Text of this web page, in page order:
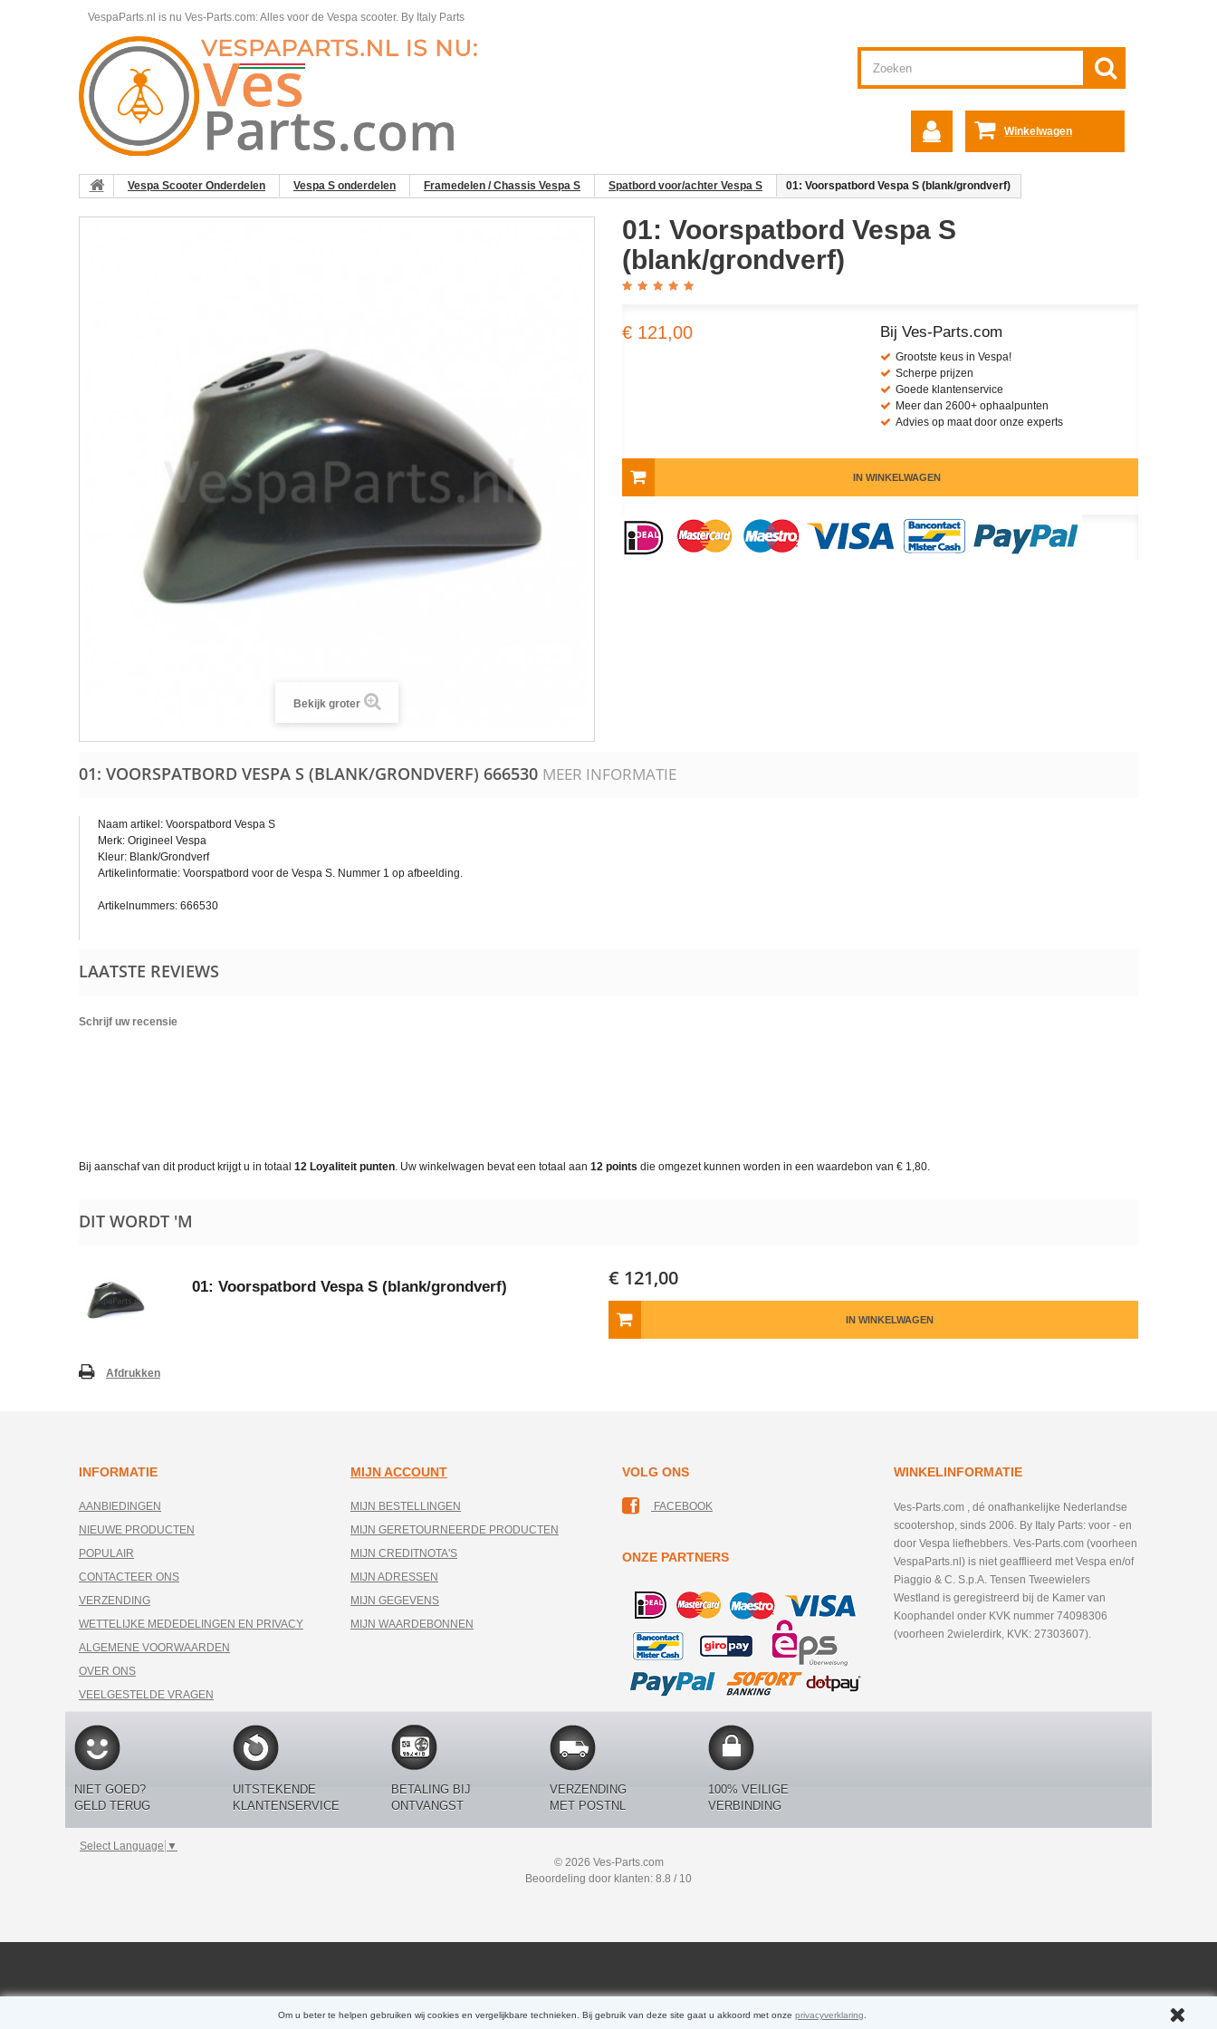
VespaParts.nl is nu Ves-Parts.com: Alles voor de Vespa scooter. By Italy Parts
Winkelwagen
Vespa Scooter Onderdelen Vespa S onderdelen Framedelen / Chassis Vespa S Spatbord voor/achter Vespa S 01: Voorspatbord Vespa S (blank/grondverf)
Bekijk groter
01: Voorspatbord Vespa S
(blank/grondverf)
€ 121,00 Bij Ves-Parts.com
Grootste keus in Vespa!
Scherpe prijzen
Goede klantenservice
Meer dan 2600+ ophaalpunten
Advies op maat door onze experts
IN WINKELWAGEN
01: VOORSPATBORD VESPA S (BLANK/GRONDVERF) 666530 MEER INFORMATIE
Naam artikel: Voorspatbord Vespa S
Merk: Origineel Vespa
Kleur: Blank/Grondverf
Artikelinformatie: Voorspatbord voor de Vespa S. Nummer 1 op afbeelding.
Artikelnummers: 666530
LAATSTE REVIEWS
Schrijf uw recensie
Bij aanschaf van dit product krijgt u in totaal 12 Loyaliteit punten. Uw winkelwagen bevat een totaal aan 12 points die omgezet kunnen worden in een waardebon van € 1,80.
DIT WORDT 'M
01: Voorspatbord Vespa S (blank/grondverf) € 121,00
IN WINKELWAGEN
Afdrukken
INFORMATIE
AANBIEDINGEN
NIEUWE PRODUCTEN
POPULAIR
CONTACTEER ONS
VERZENDING
WETTELIJKE MEDEDELINGEN EN PRIVACY
ALGEMENE VOORWAARDEN
OVER ONS
VEELGESTELDE VRAGEN
MIJN ACCOUNT
MIJN BESTELLINGEN
MIJN GERETOURNEERDE PRODUCTEN
MIJN CREDITNOTA'S
MIJN ADRESSEN
MIJN GEGEVENS
MIJN WAARDEBONNEN
VOLG ONS
FACEBOOK
ONZE PARTNERS
WINKELINFORMATIE
Ves-Parts.com , dé onafhankelijke Nederlandse
scootershop, sinds 2006. By Italy Parts: voor - en
door Vespa liefhebbers. Ves-Parts.com (voorheen
VespaParts.nl) is niet geafflieerd met Vespa en/of
Piaggio & C. S.p.A. Tensen Tweewielers
Westland is geregistreerd bij de Kamer van
Koophandel onder KVK nummer 74098306
(voorheen 2wielerdirk, KVK: 27303607).
NIET GOED?
GELD TERUG
UITSTEKENDE
KLANTENSERVICE
BETALING BIJ
ONTVANGST
VERZENDING
MET POSTNL
100% VEILIGE
VERBINDING
Om u beter te helpen gebruiken wij cookies en vergelijkbare technieken. Bij gebruik van deze site gaat u akkoord met onze privacyverklaring
Select Language ▼
© 2026 Ves-Parts.com
Beoordeling door klanten: 8.8 / 10